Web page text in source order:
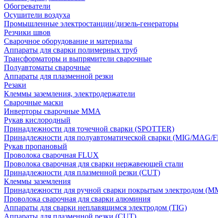
Обогреватели
Осушители воздуха
Промышленные электростанции/дизель-генераторы
Резчики швов
Сварочное оборудование и материалы
Аппараты для сварки полимерных труб
Трансформаторы и выпрямители сварочные
Полуавтоматы сварочные
Аппараты для плазменной резки
Резаки
Клеммы заземления, электродержатели
Сварочные маски
Инверторы сварочные ММА
Рукав кислородный
Принадлежности для точечной сварки (SPOTTER)
Принадлежности для полуавтоматической сварки (MIG/MAG/
Рукав пропановый
Проволока сварочная FLUX
Проволока сварочная для сварки нержавеющей стали
Принадлежности для плазменной резки (CUT)
Клеммы заземления
Принадлежности для ручной сварки покрытым электродом
Проволока сварочная для сварки алюминия
Аппараты для сварки неплавящимся электродом (TIG)
Аппараты для плазменной резки (CUT)